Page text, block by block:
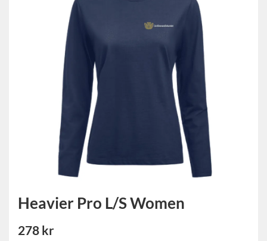
Heavier Pro L/S Women
278 kr